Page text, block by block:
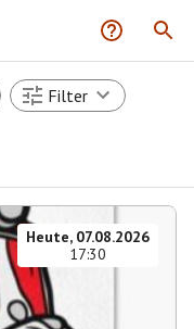
Filter
Heute, 07.08.2026
17:30